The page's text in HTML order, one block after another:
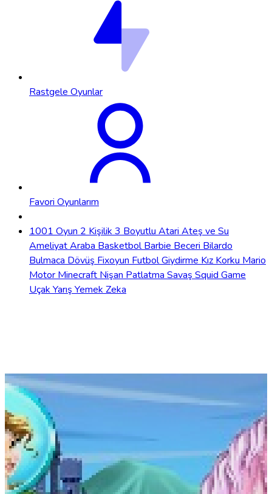
Rastgele Oyunlar
Favori Oyunlarım
1001 Oyun 2 Kişilik 3 Boyutlu Atari Ateş ve Su
AmeliyatAraba BasketbolBarbie Beceri Bilardo
Bulmaca Dövüş Fixoyun FutbolGiydirme Kız Korku Mario
Motor Minecraft Nişan Patlatma Savaş Squid Game
Uçak Yarış Yemek Zeka